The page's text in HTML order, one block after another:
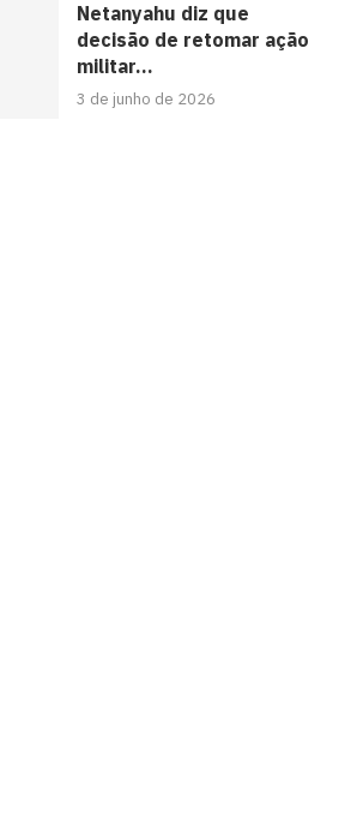
Netanyahu diz que
decisão de retomar ação
militar...
3 de junho de 2026